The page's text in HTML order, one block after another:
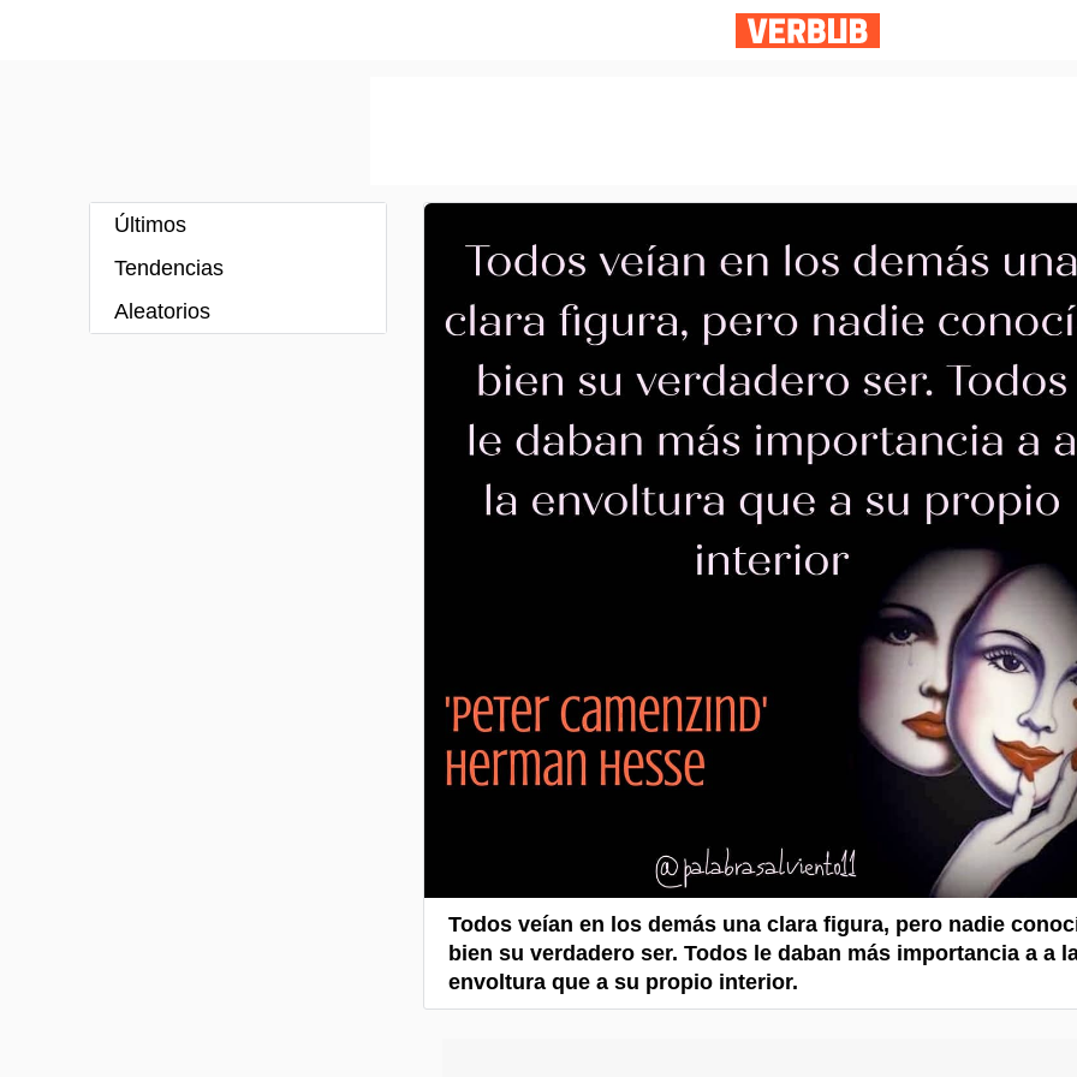
Últimos
Tendencias
Aleatorios
Todos veían en los demás una clara figura, pero nadie
bien su verdadero ser. Todos le daban más importancia a a
envoltura que a su propio interior.